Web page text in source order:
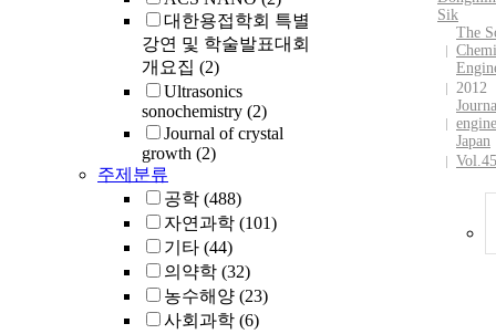
대한용접학회 특별
강연 및 학술발표대회
개요집 (2)
Ultrasonics
sonochemistry (2)
Journal of crystal
growth (2)
주제분류
공학 (488)
자연과학 (101)
기타 (44)
의약학 (32)
농수해양 (23)
사회과학 (6)
Sik
The
2012
Japan